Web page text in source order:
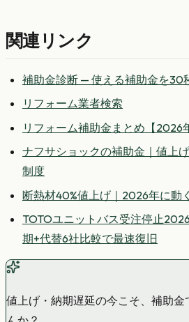
関連リンク
補助金診断 — 使える補助金を30
リフォーム業者検索
リフォーム補助金まとめ【2026
ナフサショックの補助金｜値上
制度
断熱材40%値上げ｜2026年に動
TOTOユニットバス受注停止
期+代替6社比較で最速復旧
値上げ・納期遅延の今こそ、補助